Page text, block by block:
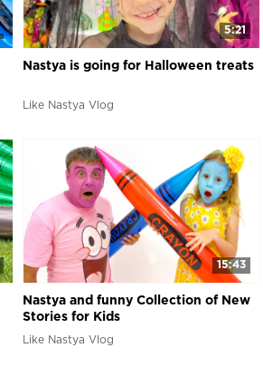
5:21
Nastya is going for Halloween treats
Like Nastya Vlog
15:43
Nastya and funny Collection of New
Stories for Kids
Like Nastya Vlog